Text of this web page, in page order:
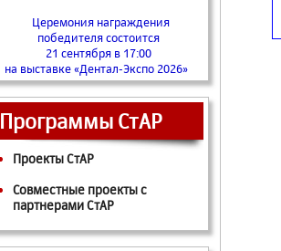
Церемония награждения
победителя состоится
21 сентября в 17:00
на выставке «Дентал-Экспо 2026»
Программы СтАР
Проекты СтАР
Совместные проекты с
партнерами СтАР